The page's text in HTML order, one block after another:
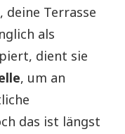
Terrasse
als
dient sie
, um an
das ist längst